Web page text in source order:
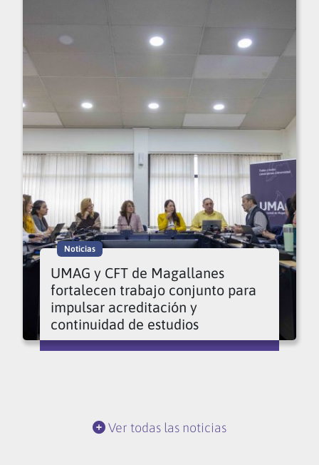
Noticias
UMAG y CFT de Magallanes
fortalecen trabajo conjunto para
impulsar acreditación y
continuidad de estudios
Ver todas las noticias